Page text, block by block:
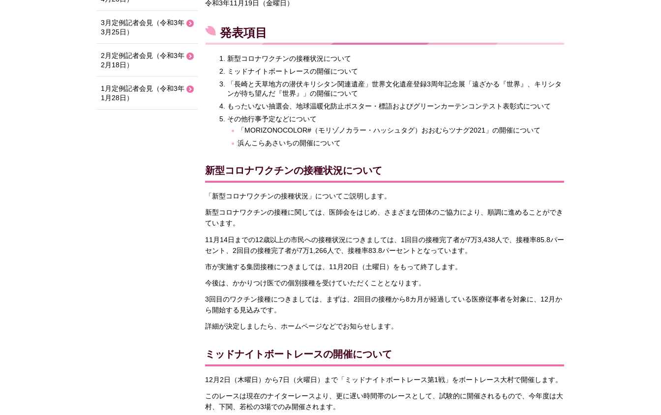
令和3年11月19日（金曜日）
発表項目
新型コロナワクチンの接種状況について
ミッドナイトボートレースの開催について
「長崎と天草地方の潜伏キリシタン関連遺産」世界文化遺産登録3周年記念展「遠ざかる『世界』、キリシタ
ンが待ち望んだ『世界』」の開催について
もったいない抽選会、地球温暖化防止ポスター・標語およびグリーンカーテンコンテスト表彰式について
その他行事予定などについて
「MORIZONOCOLOR#（モリゾノカラー・ハッシュタグ）おおむらツナグ2021」の開催について
浜んこらあさいちの開催について
新型コロナワクチンの接種状況について
「新型コロナワクチンの接種状況」についてご説明します。
新型コロナワクチンの接種に関しては、医師会をはじめ、さまざまな団体のご協力により、順調に進めることができ
ています。
11月14日までの12歳以上の市民への接種状況につきましては、1回目の接種完了者が7万3,438人で、接種率85.8パー
セント、2回目の接種完了者が7万1,266人で、接種率83.8パーセントとなっています。
市が実施する集団接種につきましては、11月20日（土曜日）をもって終了します。
今後は、かかりつけ医での個別接種を受けていただくこととなります。
3回目のワクチン接種につきましては、まずは、2回目の接種から8カ月が経過している医療従事者を対象に、12月か
ら開始する見込みです。
詳細が決定しましたら、ホームページなどでお知らせします。
ミッドナイトボートレースの開催について
12月2日（木曜日）から7日（火曜日）まで「ミッドナイトボートレース第1戦」をボートレース大村で開催します。
このレースは現在のナイターレースより、更に遅い時間帯のレースとして、試験的に開催されるもので、今年度は大
村、下関、若松の3場でのみ開催されます。
3月定例記者会見（令和3年
3月25日）
2月定例記者会見（令和3年
2月18日）
1月定例記者会見（令和3年
1月28日）